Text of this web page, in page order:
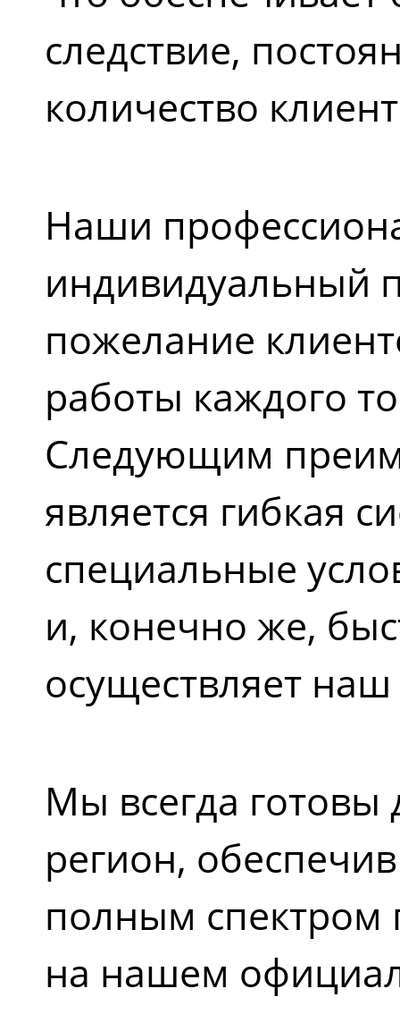
следствие,
количество
Наши
индивидуальный
пожелание
работы каждого
Следующим
является гибкая
специальные
и, конечно же,
осуществляет
Мы всегда
регион,
полным спектром
на нашем